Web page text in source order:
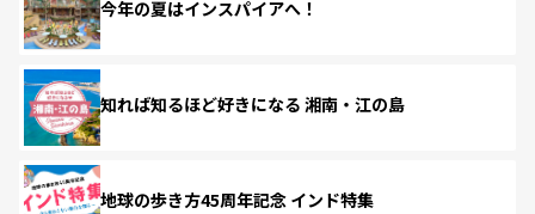
今年の夏はインスパイアへ！
知れば知るほど好きになる 湘南・江の島
地球の歩き方45周年記念 インド特集